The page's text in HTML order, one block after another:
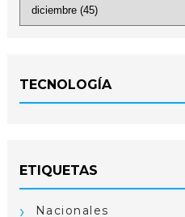
TECNOLOGÍA
ETIQUETAS
Nacionales